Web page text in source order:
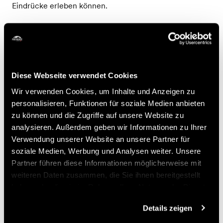
Diese Webseite verwendet Cookies
Wir verwenden Cookies, um Inhalte und Anzeigen zu
personalisieren, Funktionen für soziale Medien anbieten
zu können und die Zugriffe auf unsere Website zu
analysieren. Außerdem geben wir Informationen zu Ihrer
Verwendung unserer Website an unsere Partner für
soziale Medien, Werbung und Analysen weiter. Unsere
Partner führen diese Informationen möglicherweise mit
weiteren Daten zusammen, die Sie ihnen bereitgestellt
Details zeigen
Eindrücke erleben können.
gemütlicher Atmosphäre ein kleiner Imbiss offeriert. Ein
ihren respektvollen Umgang mit der Tierwelt zu
fördern.
Preise
Preis
Kind 33.-CHF